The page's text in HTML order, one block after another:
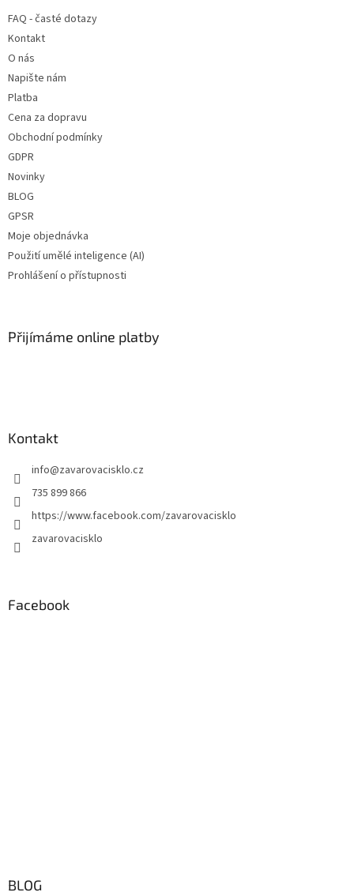
FAQ - časté dotazy
Kontakt
O nás
Napište nám
Platba
Cena za dopravu
Obchodní podmínky
GDPR
Novinky
BLOG
GPSR
Moje objednávka
Použití umělé inteligence (AI)
Prohlášení o přístupnosti
Přijímáme online platby
Kontakt
info@zavarovacisklo.cz
735 899 866
https://www.facebook.com/zavarovacisklo
zavarovacisklo
Facebook
BLOG